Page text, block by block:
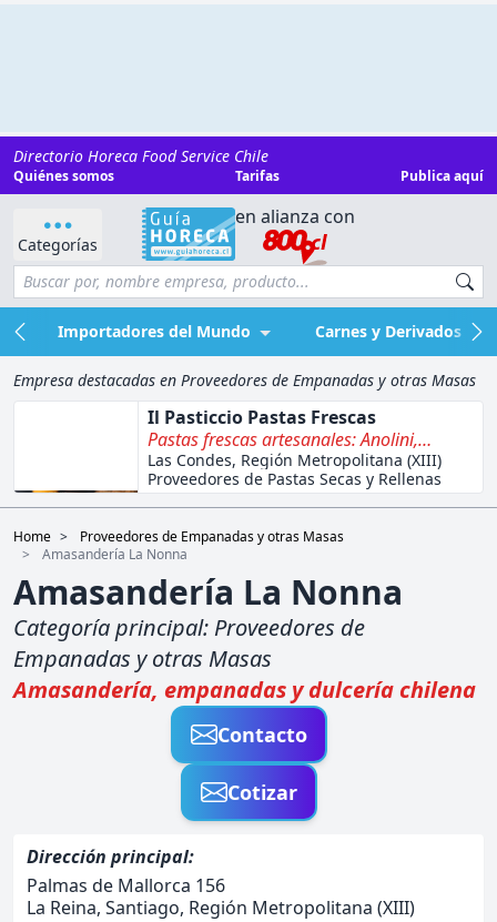
Directorio Horeca Food Service Chile
Quiénes somos Tarifas Publica aquí
Categorías
en alianza con
Importadores del Mundo Carnes y Derivados
Empresa destacadas en Proveedores de Empanadas y otras Masas
Il Pasticcio Pastas Frescas
Pastas frescas artesanales: Anolini,
pansotti, ravioles, lasañas, salsa
boloñesa, 4 quesos, pomodoro y
empanaditas congeladas
Las Condes, Región Metropolitana (XIII)
Proveedores de Pastas Secas y Rellenas
Home
Proveedores de Empanadas y otras Masas
Amasandería La Nonna
Amasandería La Nonna
Categoría principal: Proveedores de
Empanadas y otras Masas
Amasandería, empanadas y dulcería chilena
Contacto
Cotizar
Dirección principal:
Palmas de Mallorca 156
La Reina, Santiago, Región Metropolitana (XIII)